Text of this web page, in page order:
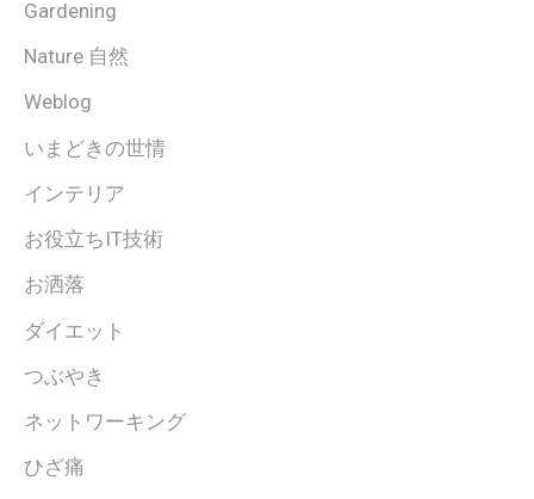
Gardening
Nature 自然
Weblog
いまどきの世情
インテリア
お役立ちIT技術
お洒落
ダイエット
つぶやき
ネットワーキング
ひざ痛